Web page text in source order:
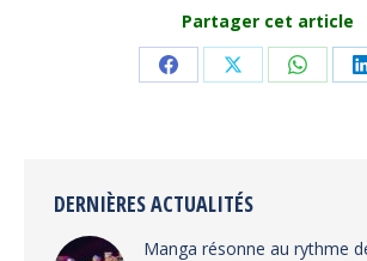
Partager cet article
Share Share Share
DERNIÈRES ACTUALITÉS
Manga résonne au rythme